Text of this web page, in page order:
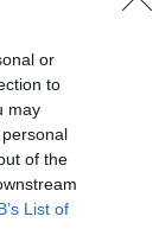
or
to
may
of the
List of